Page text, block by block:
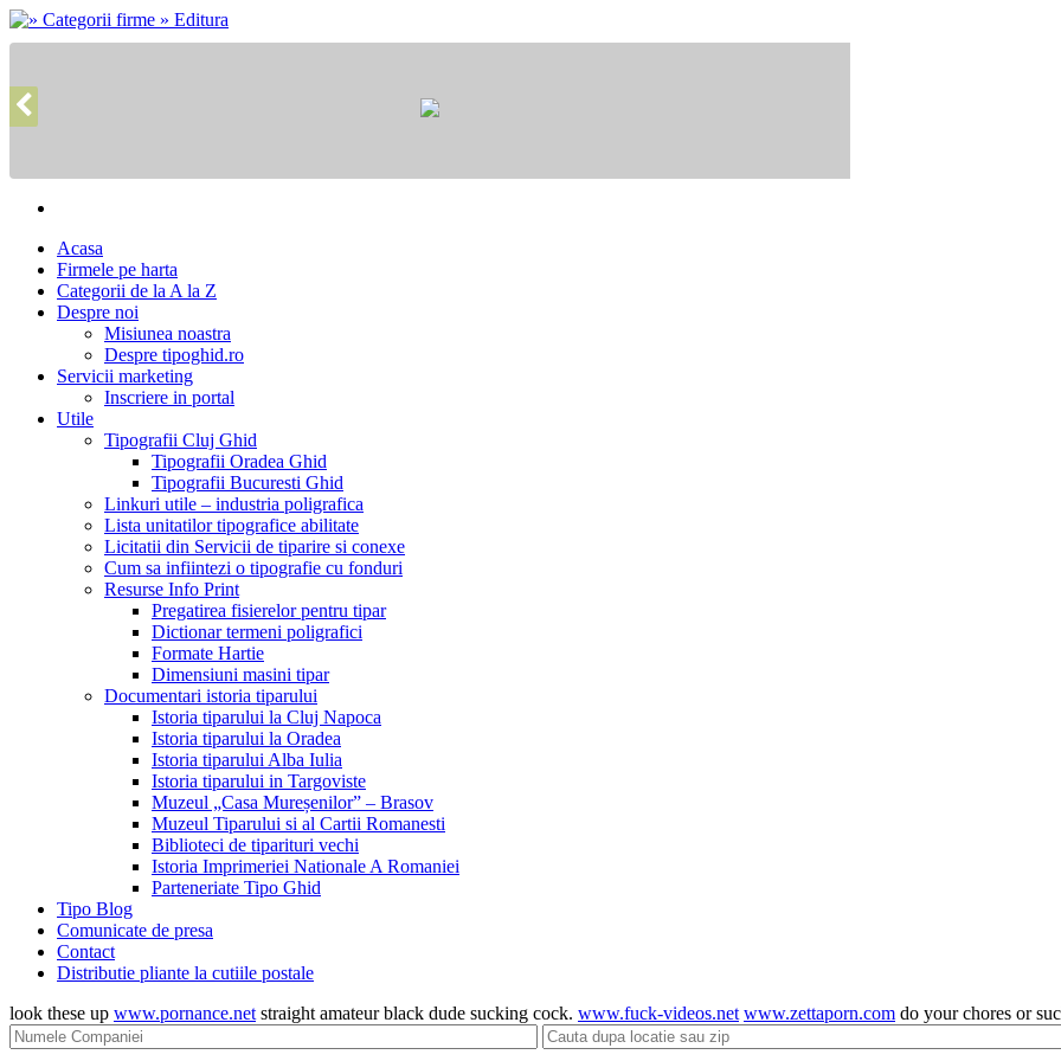
Acasa
Firmele pe harta
Categorii de la A la Z
Despre noi
Misiunea noastra
Despre tipoghid.ro
Servicii marketing
Inscriere in portal
Utile
Tipografii Cluj Ghid
Tipografii Oradea Ghid
Tipografii Bucuresti Ghid
Linkuri utile – industria poligrafica
Lista unitatilor tipografice abilitate
Licitatii din Servicii de tiparire si conexe
Cum sa infiintezi o tipografie cu fonduri
Resurse Info Print
Pregatirea fisierelor pentru tipar
Dictionar termeni poligrafici
Formate Hartie
Dimensiuni masini tipar
Documentari istoria tiparului
Istoria tiparului la Cluj Napoca
Istoria tiparului la Oradea
Istoria tiparului Alba Iulia
Istoria tiparului in Targoviste
Muzeul „Casa Mureșenilor” – Brasov
Muzeul Tiparului si al Cartii Romanesti
Biblioteci de tiparituri vechi
Istoria Imprimeriei Nationale A Romaniei
Parteneriate Tipo Ghid
Tipo Blog
Comunicate de presa
Contact
Distributie pliante la cutiile postale
look these up www.pornance.net straight amateur black dude sucking cock. www.fuck-videos.net www.zettaporn.com do your chores or